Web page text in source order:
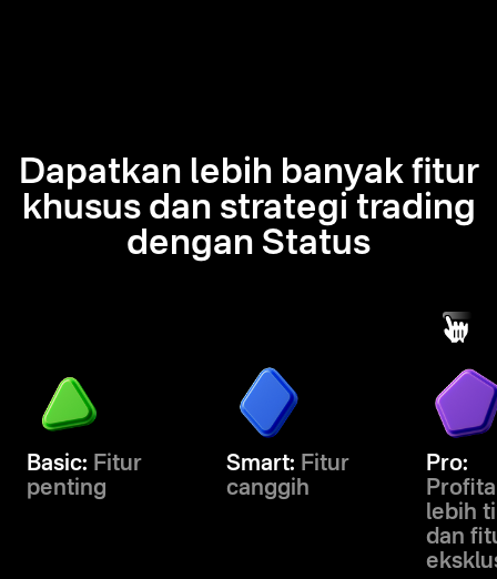
Dapatkan lebih banyak fitur
khusus dan strategi trading
dengan Status
Basic: Fitur
penting
Smart: Fitur
canggih
Pro:
lebih
dan